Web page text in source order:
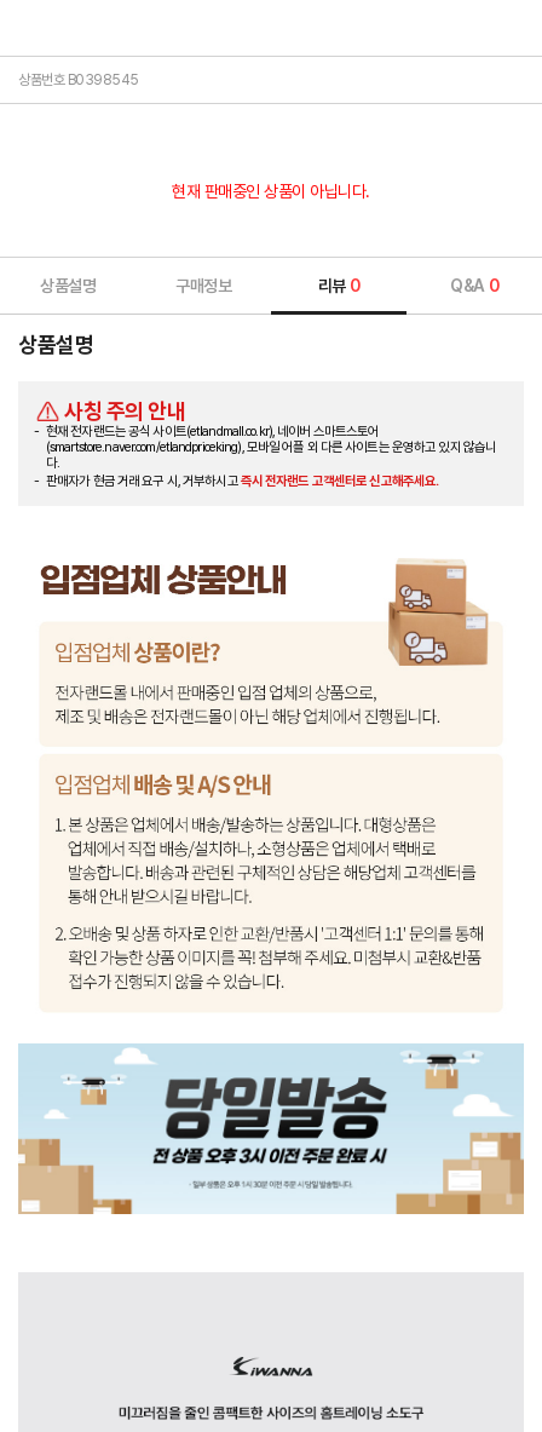
상품번호 B0398545
현재 판매중인 상품이 아닙니다.
상품설명 구매정보 리뷰 0 Q&A 0
상품설명
사칭 주의 안내
현재 전자랜드는 공식 사이트(etlandmall.co.kr), 네이버 스마트스토어
(smartstore.naver.com/etlandpriceking), 모바일 어플 외 다른 사이트는 운영하고 있지 않습니
다.
판매자가 현금 거래 요구 시, 거부하시고즉시 전자랜드 고객센터로 신고해주세요.